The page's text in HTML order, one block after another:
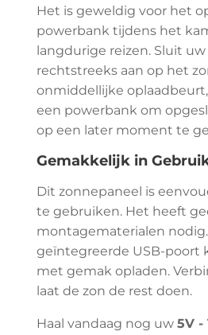
Het is geweldig voor het
powerbank tijdens het
langdurige reizen. Sluit
rechtstreeks aan op het
onmiddellijke
een powerbank om
op een later moment te
Gemakkelijk in
Dit zonnepaneel is
te gebruiken. Het heeft
montagematerialen
geïntegreerde USB-poort
met gemak opladen.
laat de zon de rest doen.
Haal vandaag nog uw5V -